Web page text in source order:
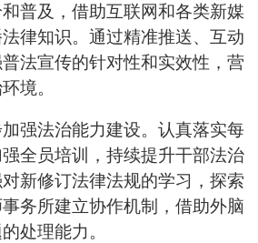
普及，借助互联网和各类新媒
律知识。通过精准推送、互动
法宣传的针对性和实效性，营
境。
加强法治能力建设。认真落实每
全员培训，持续提升干部法治
新修订法律法规的学习，探索
务所建立协作机制，借助外脑
处理能力。